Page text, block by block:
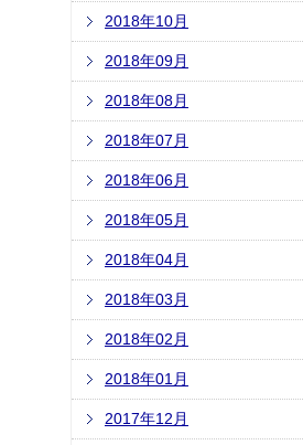
2018年10月
2018年09月
2018年08月
2018年07月
2018年06月
2018年05月
2018年04月
2018年03月
2018年02月
2018年01月
2017年12月